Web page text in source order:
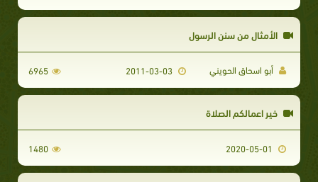
الأمثال من سنن الرسول
أبو اسحاق الحويني 2011-03-03
6965
خير اعمالكم الصلاة
1480